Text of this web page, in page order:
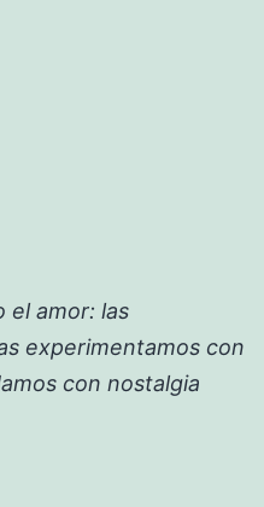
el amor: las
experimentamos con
con nostalgia